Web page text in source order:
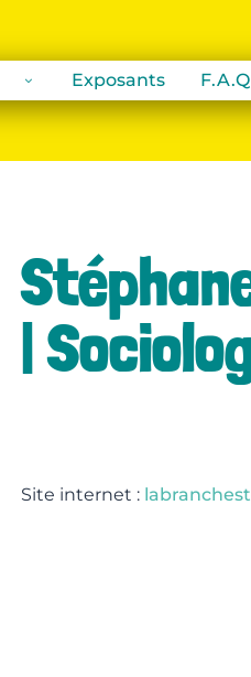
Exposants F.A.Q
|
Site internet :